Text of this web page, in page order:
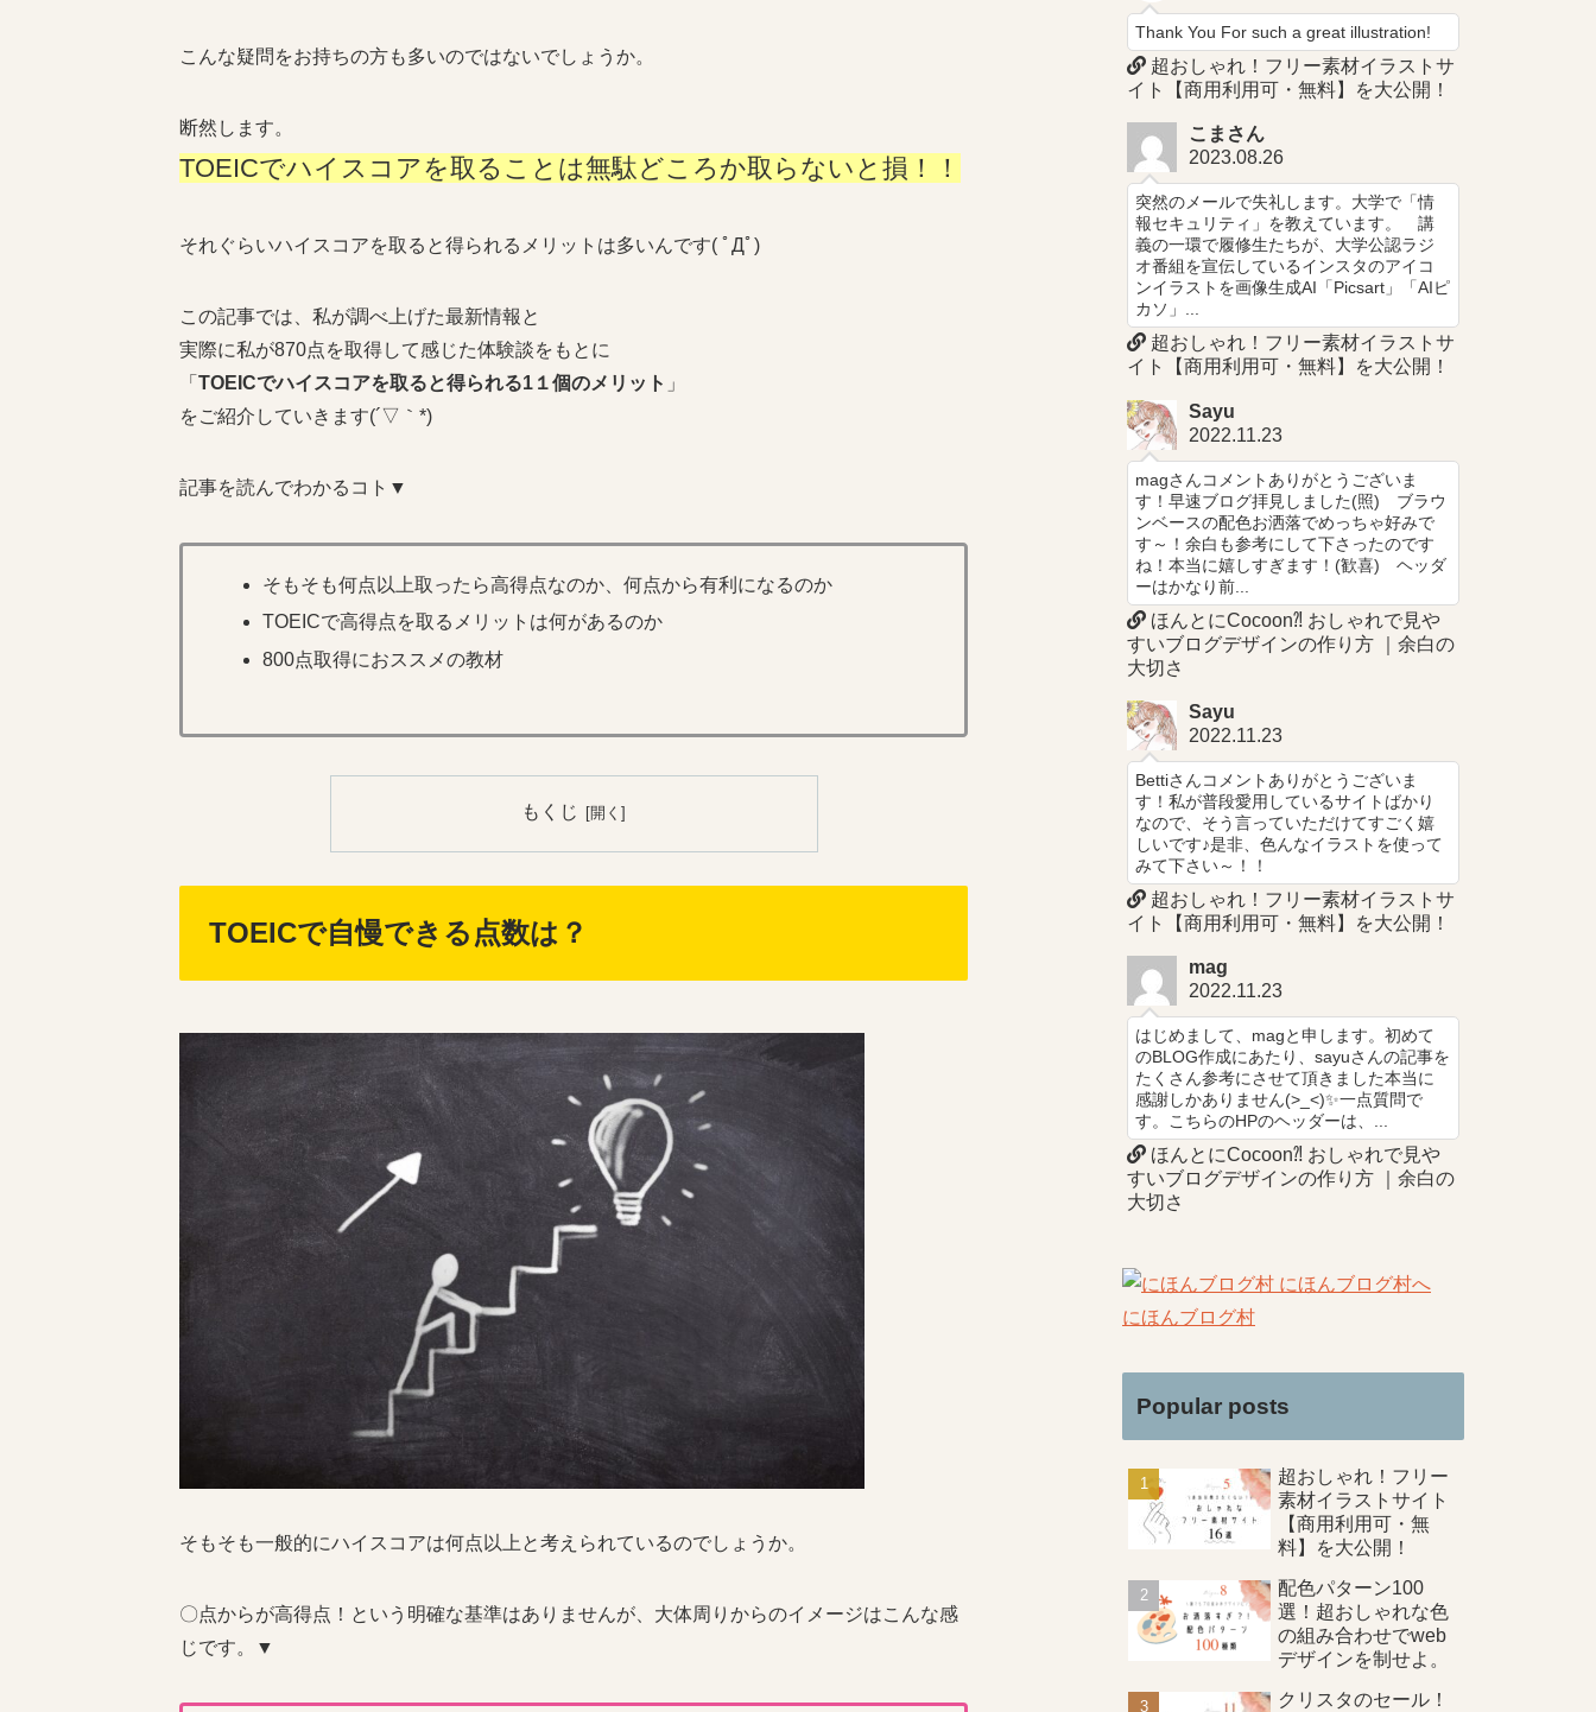
こんな疑問をお持ちの方も多いのではないでしょうか。
断然します。
TOEICでハイスコアを取ることは無駄どころか取らないと損！！
それぐらいハイスコアを取ると得られるメリットは多いんです( ﾟДﾟ)
この記事では、私が調べ上げた最新情報と
実際に私が870点を取得して感じた体験談をもとに
「 TOEICでハイスコアを取ると得られる1１個のメリット 」
をご紹介していきます(´▽｀*)
記事を読んでわかるコト▼
そもそも何点以上取ったら高得点なのか、何点から有利になるのか
TOEICで高得点を取るメリットは何があるのか
800点取得におススメの教材
もくじ
TOEICで自慢できる点数は？
そもそも一般的にハイスコアは何点以上と考えられているのでしょうか。
〇点からが高得点！という明確な基準はありませんが、大体周りからのイメージはこんな感
じです。▼
Thank You For such a great illustration!
超おしゃれ！フリー素材イラストサ
イト【商用利用可・無料】を大公開！
こまさん
2023.08.26
突然のメールで失礼します。大学で「情
報セキュリティ」を教えています。 講
義の一環で履修生たちが、大学公認ラジ
オ番組を宣伝しているインスタのアイコ
ンイラストを画像生成AI「Picsart」「AIピ
カソ」...
超おしゃれ！フリー素材イラストサ
イト【商用利用可・無料】を大公開！
Sayu
2022.11.23
magさんコメントありがとうございま
す！早速ブログ拝見しました(照) ブラウ
ンベースの配色お洒落でめっちゃ好みで
す～！余白も参考にして下さったのです
ね！本当に嬉しすぎます！(歓喜) ヘッダ
ーはかなり前...
ほんとにCocoon⁈ おしゃれで見や
すいブログデザインの作り方 ｜余白の
大切さ
Sayu
2022.11.23
Bettiさんコメントありがとうございま
す！私が普段愛用しているサイトばかり
なので、そう言っていただけてすごく嬉
しいです♪是非、色んなイラストを使って
みて下さい～！！
超おしゃれ！フリー素材イラストサ
イト【商用利用可・無料】を大公開！
mag
2022.11.23
はじめまして、magと申します。初めて
のBLOG作成にあたり、sayuさんの記事を
たくさん参考にさせて頂きました本当に
感謝しかありません(>_<)✨一点質問で
す。こちらのHPのヘッダーは、...
ほんとにCocoon⁈ おしゃれで見や
すいブログデザインの作り方 ｜余白の
大切さ
にほんブログ村
Popular posts
超おしゃれ！フリー
素材イラストサイト
【商用利用可・無
料】を大公開！
配色パターン100
選！超おしゃれな色
の組み合わせでweb
デザインを制せよ。
クリスタのセール！